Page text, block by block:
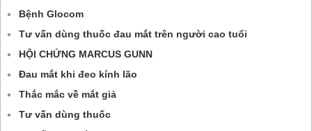
Bệnh Glocom
Tư vấn dùng thuốc đau mắt trên người cao tuổi
HỘI CHỨNG MARCUS GUNN
Đau mắt khi đeo kính lão
Thắc mắc về mắt giả
Tư vấn dùng thuốc